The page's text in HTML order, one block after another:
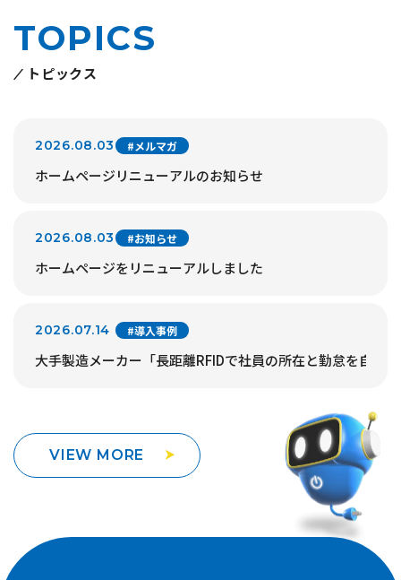
TOPICS
トピックス
2026.08.03 #メルマガ
ホームページリニューアルのお知らせ
2026.08.03 #お知らせ
ホームページをリニューアルしました
2026.07.14 #導入事例
大手製造メーカー「長距離RFIDで社員の所在と勤怠を自動
VIEW MORE